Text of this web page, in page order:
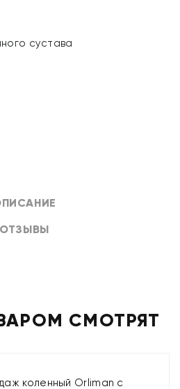
ОТЗЫВЫ
сустава
СМОТРЯТ